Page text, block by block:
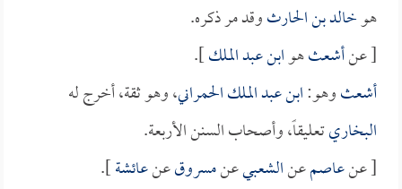
هوخالد بن الحارثوقد مر ذكره.
[ عنأشعثهوابن عبد الملك].
أشعثوهو:ابن عبد الملك الحمراني، وهو ثقة، أخرج له
البخاريتعليقاً، وأصحاب السنن الأربعة.
[ عنعاصمعنالشعبيعنمسروقعنعائشة].